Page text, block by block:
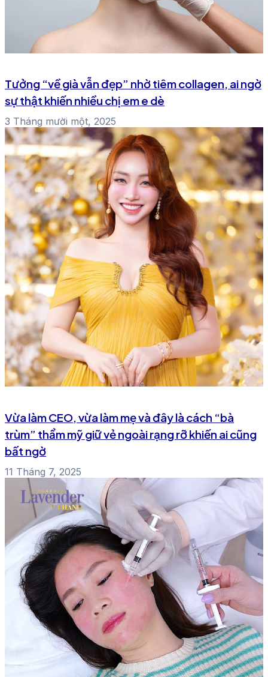
Tưởng “về già vẫn đẹp” nhờ tiêm collagen, ai ngờ
sự thật khiến nhiều chị em e dè
3 Tháng mười một, 2025
Vừa làm CEO, vừa làm mẹ và đây là cách “bà
trùm” thẩm mỹ giữ vẻ ngoài rạng rỡ khiến ai cũng
bất ngờ
11 Tháng 7, 2025